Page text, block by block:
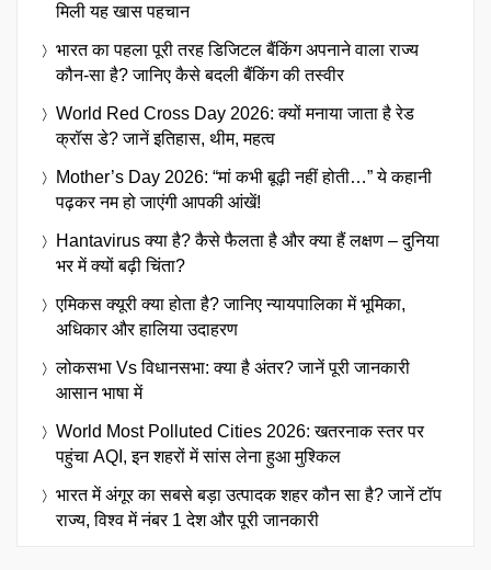
मिली यह खास पहचान
भारत का पहला पूरी तरह डिजिटल बैंकिंग अपनाने वाला राज्य
कौन-सा है? जानिए कैसे बदली बैंकिंग की तस्वीर
World Red Cross Day 2026: क्यों मनाया जाता है रेड
क्रॉस डे? जानें इतिहास, थीम, महत्व
Mother’s Day 2026: “मां कभी बूढ़ी नहीं होती…” ये कहानी
पढ़कर नम हो जाएंगी आपकी आंखें!
Hantavirus क्या है? कैसे फैलता है और क्या हैं लक्षण – दुनिया
भर में क्यों बढ़ी चिंता?
एमिकस क्यूरी क्या होता है? जानिए न्यायपालिका में भूमिका,
अधिकार और हालिया उदाहरण
लोकसभा Vs विधानसभा: क्या है अंतर? जानें पूरी जानकारी
आसान भाषा में
World Most Polluted Cities 2026: खतरनाक स्तर पर
पहुंचा AQI, इन शहरों में सांस लेना हुआ मुश्किल
भारत में अंगूर का सबसे बड़ा उत्पादक शहर कौन सा है? जानें टॉप
राज्य, विश्व में नंबर 1 देश और पूरी जानकारी